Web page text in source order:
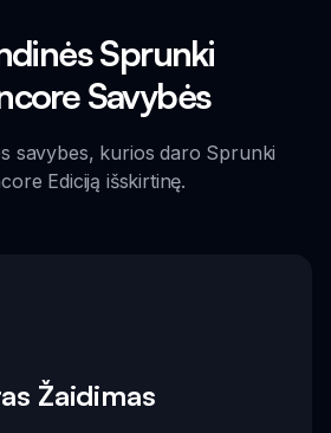
Sprunki
Savybės
savybes, kurios daro Sprunki
Ediciją išskirtinę.
Žaidimas